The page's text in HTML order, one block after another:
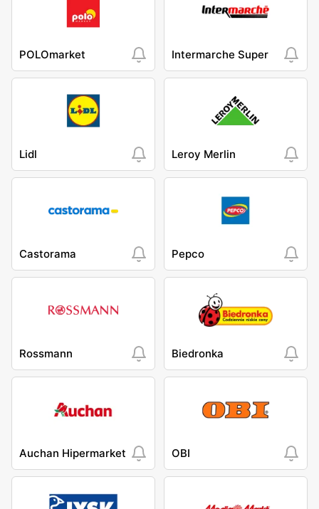
POLOmarket Intermarche Super
Lidl Leroy Merlin
Castorama Pepco
Rossmann Biedronka
Auchan Hipermarket OBI